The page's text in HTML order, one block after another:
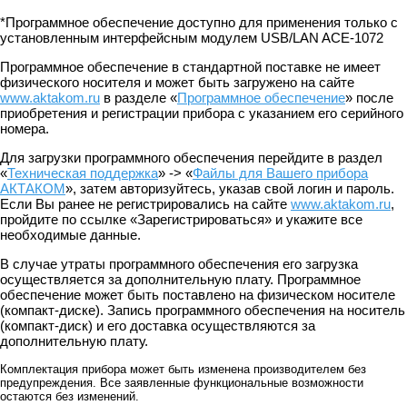
*Программное обеспечение доступно для применения только с
установленным интерфейcным модулем USB/LAN ACE-1072
Программное обеспечение в стандартной поставке не имеет
физического носителя и может быть загружено на сайте
www.aktakom.ru в разделе «Программное обеспечение» после
приобретения и регистрации прибора с указанием его серийного
номера.
Для загрузки программного обеспечения перейдите в раздел
«Техническая поддержка» -> «Файлы для Вашего прибора
АКТАКОМ», затем авторизуйтесь, указав свой логин и пароль.
Если Вы ранее не регистрировались на сайте www.aktakom.ru,
пройдите по ссылке «Зарегистрироваться» и укажите все
необходимые данные.
В случае утраты программного обеспечения его загрузка
осуществляется за дополнительную плату. Программное
обеспечение может быть поставлено на физическом носителе
(компакт-диске). Запись программного обеспечения на носитель
(компакт-диск) и его доставка осуществляются за
дополнительную плату.
Комплектация прибора может быть изменена производителем без
предупреждения. Все заявленные функциональные возможности
остаются без изменений.